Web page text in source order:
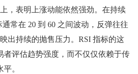
，表明上涨动能依然强劲。在持续
常在 20 到 60 之间波动，反弹往往
出持续的抛售压力。RSI 指标的这
者评估趋势强度，而不仅仅依赖于传
。